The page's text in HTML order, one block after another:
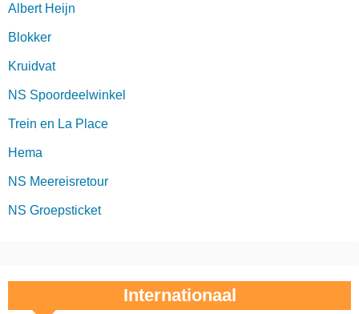
Albert Heijn
Blokker
Kruidvat
NS Spoordeelwinkel
Trein en La Place
Hema
NS Meereisretour
NS Groepsticket
Internationaal